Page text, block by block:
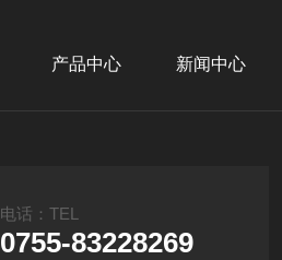
产品中心 新闻中心
电话：TEL
0755-83228269